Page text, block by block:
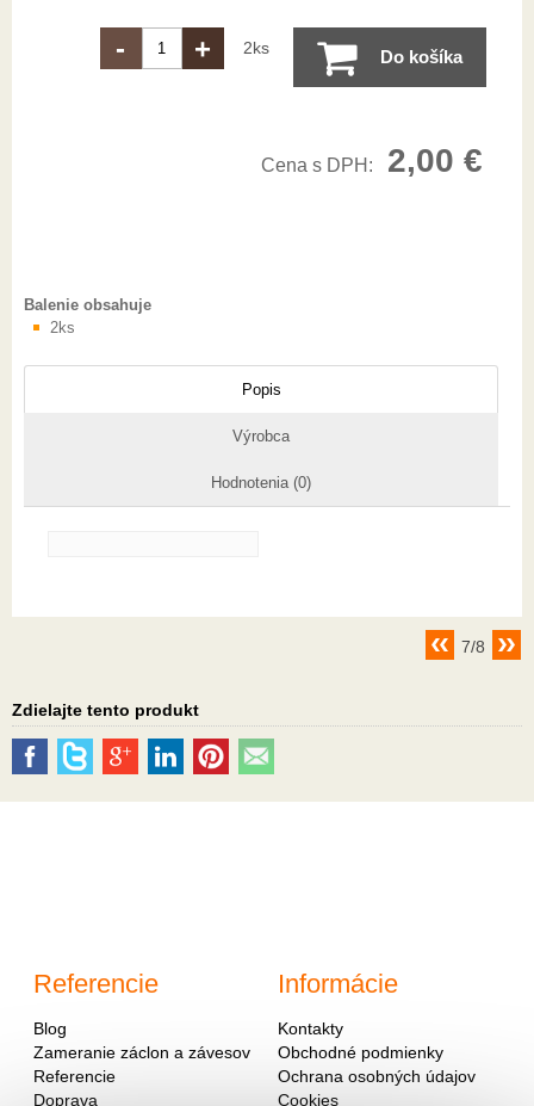
- + 2ks Do košíka
Cena s DPH: 2,00 €
Balenie obsahuje
2ks
Popis
Výrobca
Hodnotenia (0)
7/8
Zdielajte tento produkt
Referencie
Blog
Zameranie záclon a závesov
Referencie
Doprava
Informácie
Kontakty
Obchodné podmienky
Ochrana osobných údajov
Cookies